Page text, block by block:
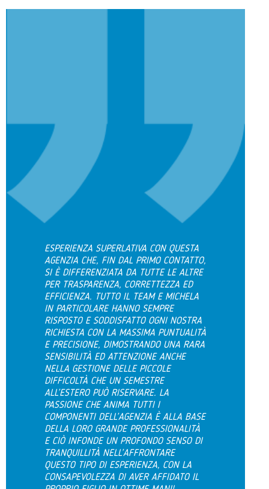
ESPERIENZA SUPERLATIVA CON QUESTA
AGENZIA CHE, FIN DAL PRIMO CONTATTO,
SI È DIFFERENZIATA DA TUTTE LE ALTRE
PER TRASPARENZA, CORRETTEZZA ED
EFFICIENZA. TUTTO IL TEAM E MICHELA
IN PARTICOLARE HANNO SEMPRE
RISPOSTO E SODDISFATTO OGNI NOSTRA
RICHIESTA CON LA MASSIMA PUNTUALITÀ
E PRECISIONE, DIMOSTRANDO UNA RARA
SENSIBILITÀ ED ATTENZIONE ANCHE
NELLA GESTIONE DELLE PICCOLE
DIFFICOLTÀ CHE UN SEMESTRE
ALL’ESTERO PUÒ RISERVARE. LA
PASSIONE CHE ANIMA TUTTI I
COMPONENTI DELL’AGENZIA È ALLA BASE
DELLA LORO GRANDE PROFESSIONALITÀ
E CIÒ INFONDE UN PROFONDO SENSO DI
TRANQUILLITÀ NELL’AFFRONTARE
QUESTO TIPO DI ESPERIENZA, CON LA
CONSAPEVOLEZZA DI AVER AFFIDATO IL